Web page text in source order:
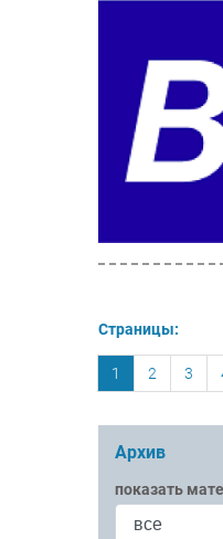
Страницы:
1 2 3
Архив
показать